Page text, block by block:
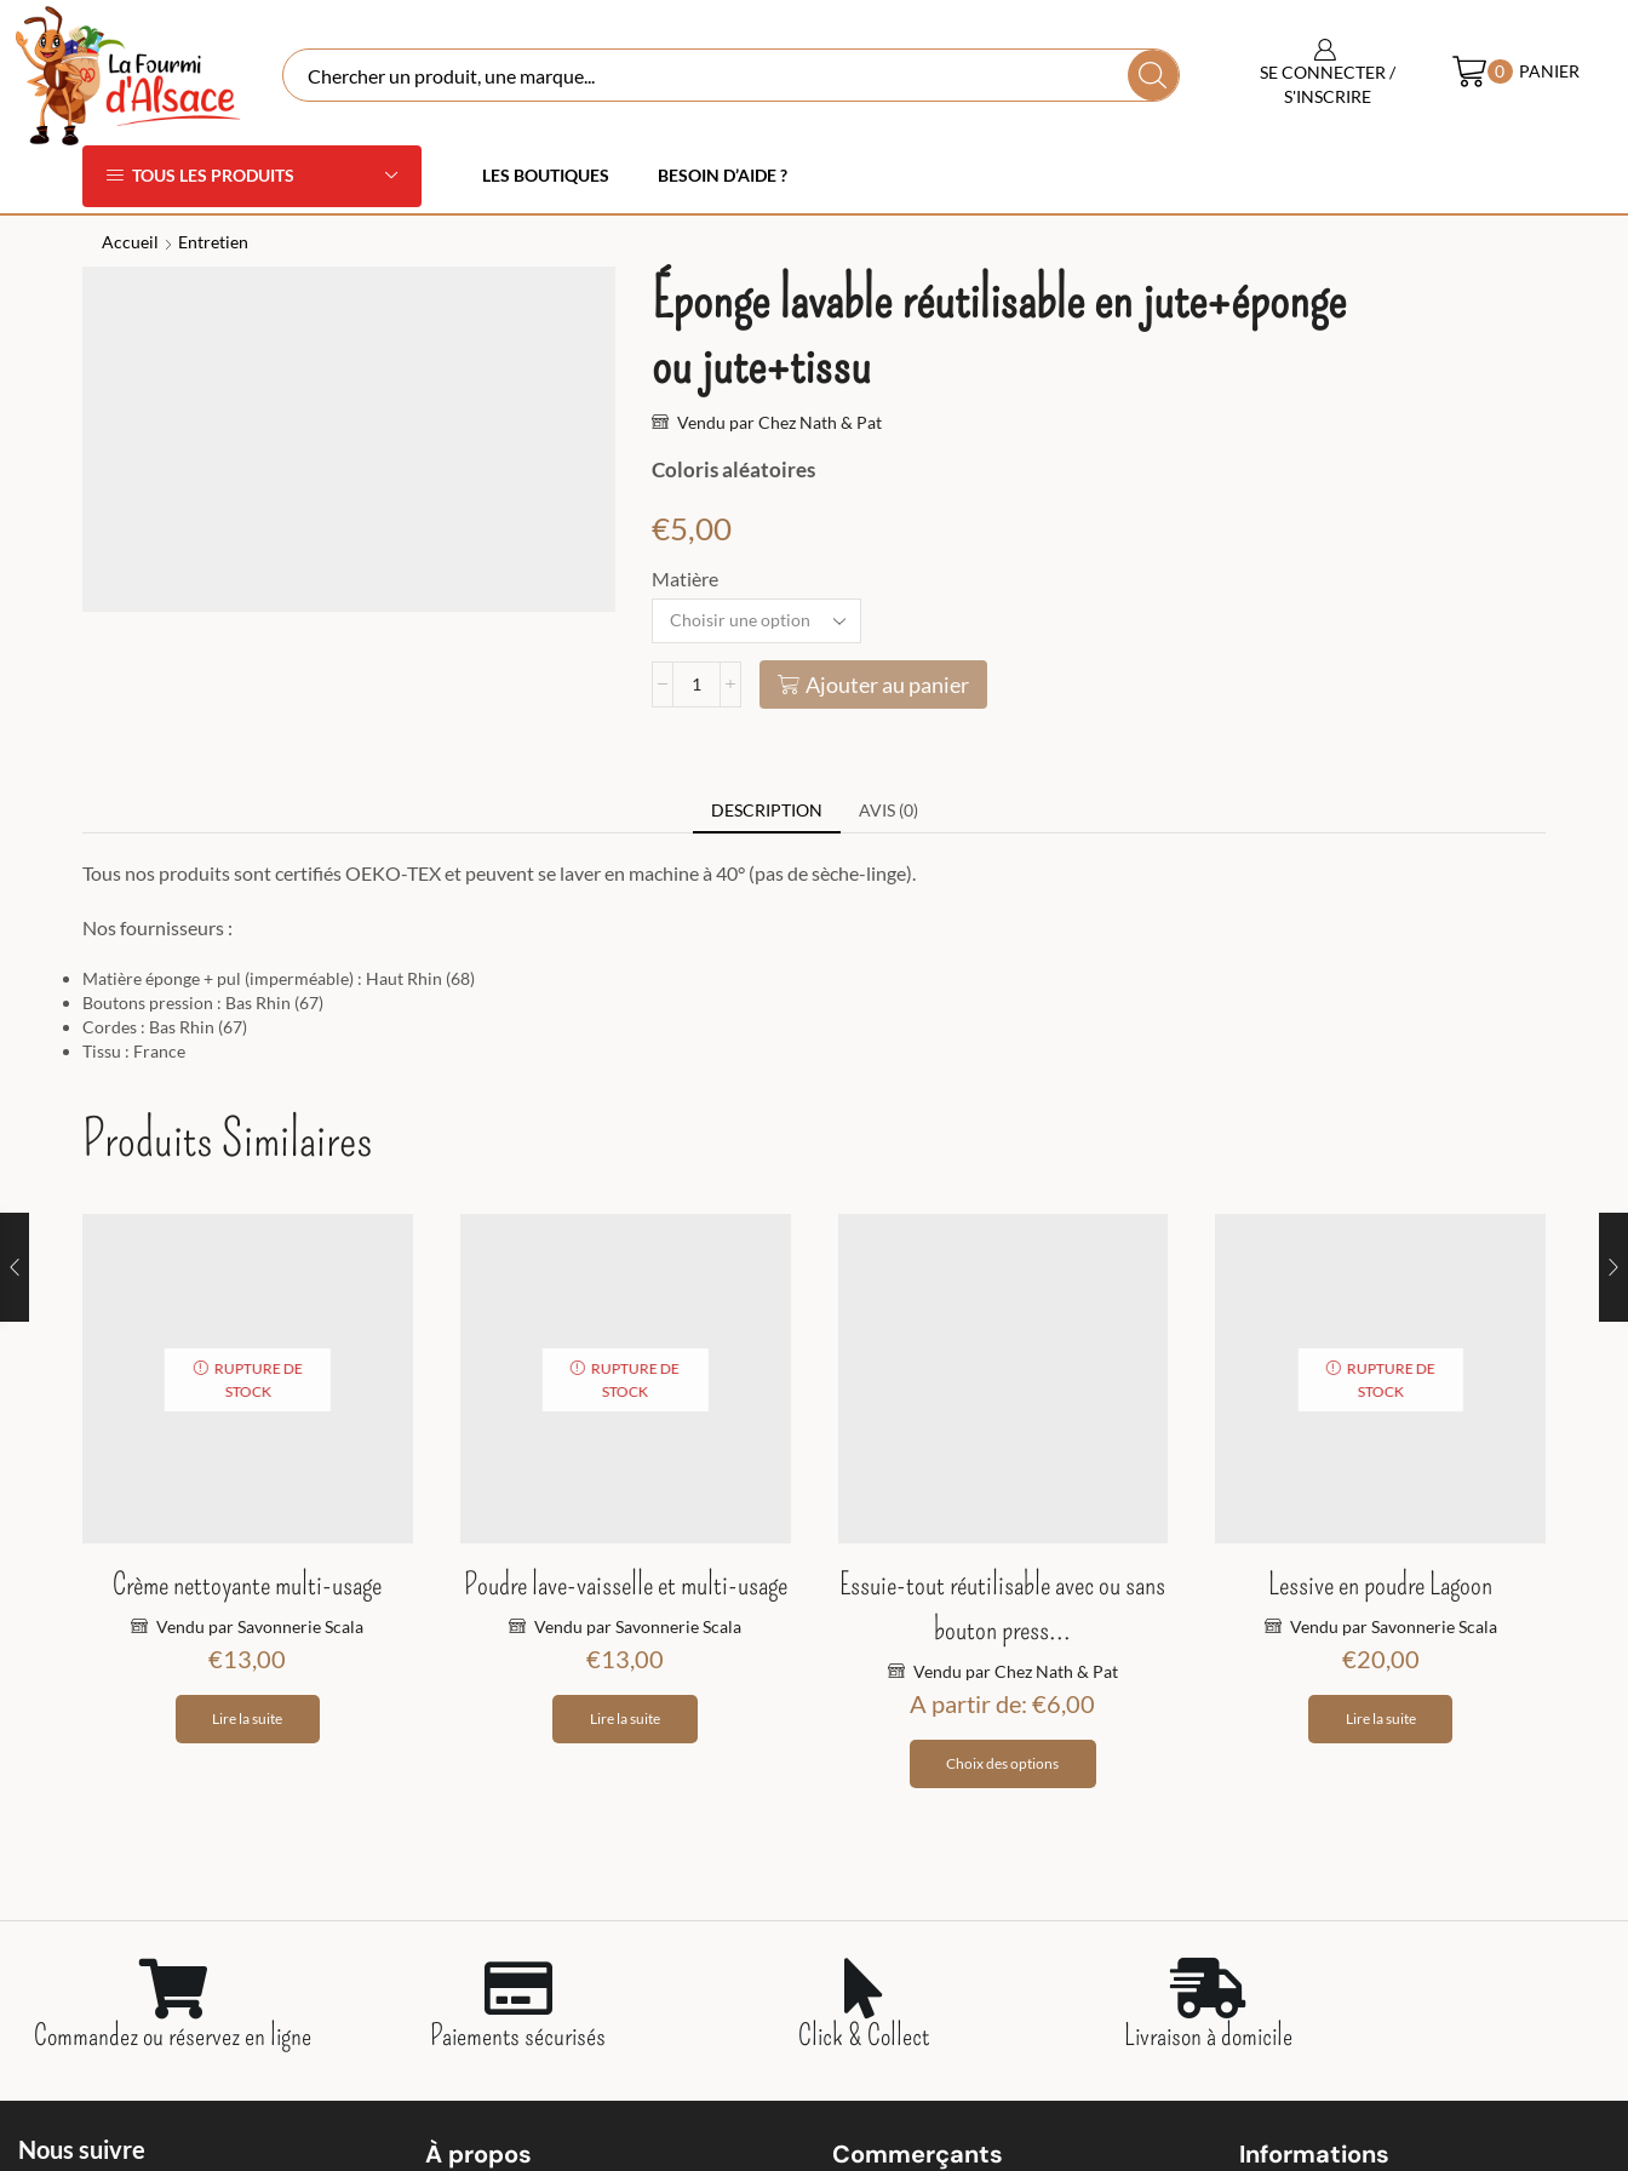
SE CONNECTER /
S'INSCRIRE
0 PANIER
TOUS LES PRODUITS LES BOUTIQUES BESOIN D’AIDE ?
Accueil Entretien
Éponge lavable réutilisable en jute+éponge
ou jute+tissu
Vendu par Chez Nath & Pat
Coloris aléatoires
€5,00
Matière
Ajouter au panier
DESCRIPTION AVIS (0)
Tous nos produits sont certifiés OEKO-TEX et peuvent se laver en machine à 40° (pas de sèche-linge).
Nos fournisseurs :
Matière éponge + pul (imperméable) : Haut Rhin (68)
Boutons pression : Bas Rhin (67)
Cordes : Bas Rhin (67)
Tissu : France
Produits Similaires
RUPTURE DE
STOCK
Crème nettoyante multi-usage
Vendu par Savonnerie Scala
€13,00
Lire la suite
RUPTURE DE
STOCK
Poudre lave-vaisselle et multi-usage
Vendu par Savonnerie Scala
€13,00
Lire la suite
Essuie-tout réutilisable avec ou sans
bouton press...
Vendu par Chez Nath & Pat
A partir de:€6,00
Choix des options
RUPTURE DE
STOCK
Lessive en poudre Lagoon
Vendu par Savonnerie Scala
€20,00
Lire la suite
Commandez ou réservez en ligne Paiements sécurisés Click & Collect Livraison à domicile
Nous suivre À propos Commerçants Informations